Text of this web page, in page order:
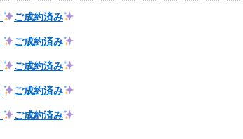
ご成約済み
ご成約済み
ご成約済み
ご成約済み
ご成約済み